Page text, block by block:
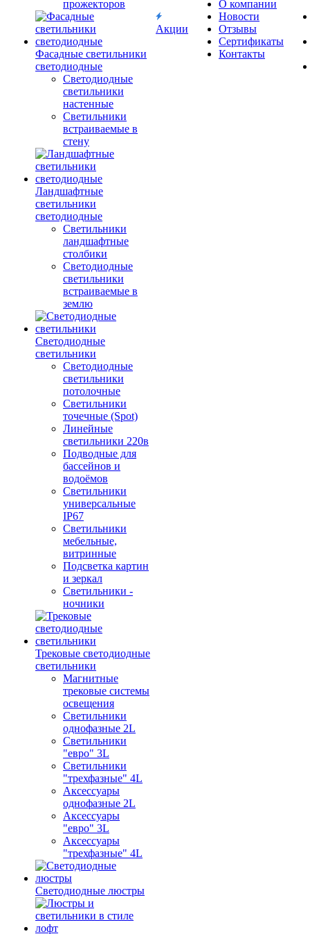
прожекторов
Фасадные светильники
светодиодные
Светодиодные
светильники
настенные
Светильники
встраиваемые в
стену
Ландшафтные
светильники
светодиодные
Светильники
ландшафтные
столбики
Светодиодные
светильники
встраиваемые в
землю
Светодиодные
светильники
Светодиодные
светильники
потолочные
Светильники
точечные (Spot)
Линейные
светильники 220в
Подводные для
бассейнов и
водоёмов
Светильники
универсальные
IP67
Светильники
мебельные,
витринные
Подсветка картин
и зеркал
Светильники -
ночники
Трековые светодиодные
светильники
Магнитные
трековые системы
освещения
Светильники
однофазные 2L
Светильники
"евро" 3L
Светильники
"трехфазные" 4L
Аксессуары
однофазные 2L
Аксессуары
"евро" 3L
Аксессуары
"трехфазные" 4L
Светодиодные люстры
Акции
О компании
Новости
Отзывы
Сертификаты
Контакты